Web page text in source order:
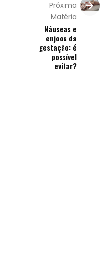
Próxima
Matéria
Náuseas e
enjoos da
gestação: é
possível
evitar?